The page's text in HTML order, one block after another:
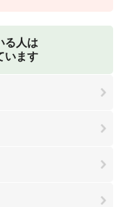
る人は
います